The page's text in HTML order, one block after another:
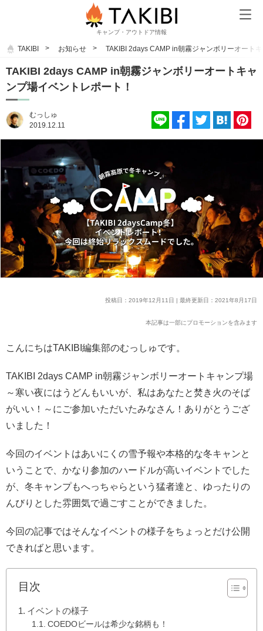
キャンプ・アウトドア情報
TAKIBI お知らせ TAKIBI 2days CAMP in朝霧ジャンボリーオート
TAKIBI 2days CAMP in朝霧ジャンボリーオートキャ
ンプ場イベントレポート！
むっしゅ
2019.12.11
投稿日：2019年12月11日 | 最終更新日：2021年8月17日
本記事は一部にプロモーションを含みます
こんにちはTAKIBI編集部のむっしゅです。
TAKIBI 2days CAMP in朝霧ジャンボリーオートキャンプ場
～寒い夜にはうどんもいいが、私はあなたと焚き火のそば
がいい！～にご参加いただいたみなさん！ありがとうござ
いました！
今回のイベントはあいにくの雪予報や本格的な冬キャンと
いうことで、かなり参加のハードルが高いイベントでした
が、冬キャンプもへっちゃらという猛者達と、ゆったりの
んびりとした雰囲気で過ごすことができました。
今回の記事ではそんなイベントの様子をちょっとだけ公開
できればと思います。
目次
イベントの様子
COEDOビールは希少な銘柄も！